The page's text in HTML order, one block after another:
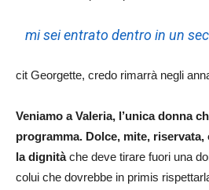
mi sei entrato dentro in un
cit Georgette, credo rimarrà negli
Veniamo a Valeria, l’unica donna
programma. Dolce, mite,
la dignitàche deve tirare fuori una
colui che dovrebbe in primis